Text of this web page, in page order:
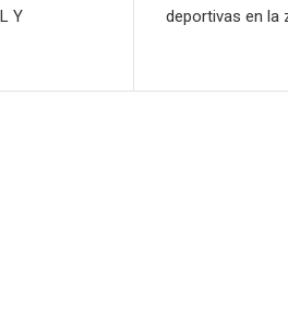
Y
deportivas en la